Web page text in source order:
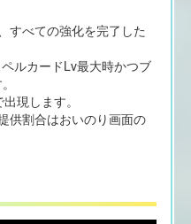
すべての強化を完了した
ルカードLv最大時かつブ
現します。
供割合はおいのり画面の